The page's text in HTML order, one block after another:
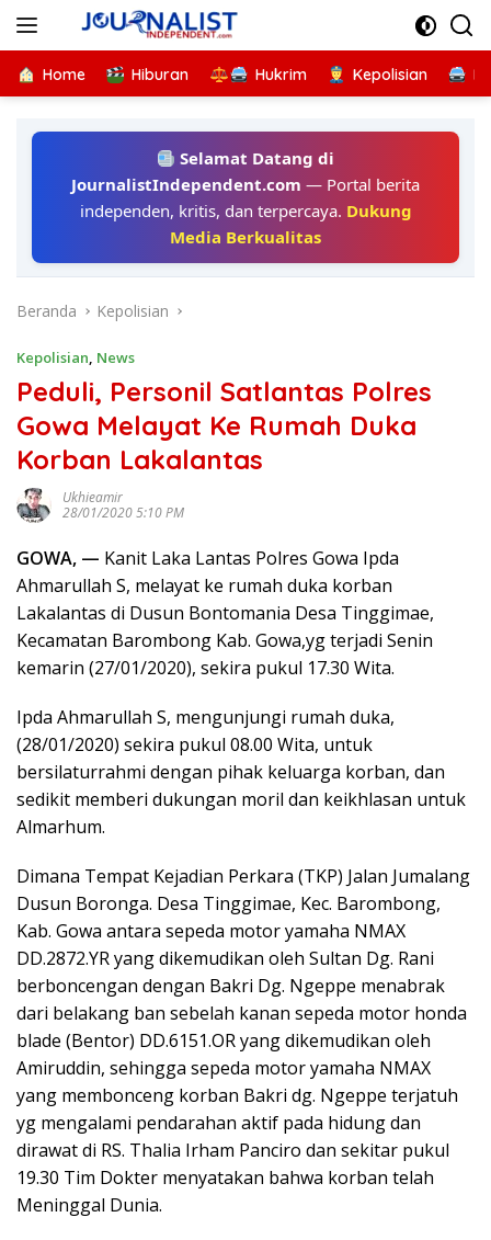
Home Hiburan Hukrim Kepolisian
Selamat Datang di
JournalistIndependent.com — Portal berita
independen, kritis, dan terpercaya. Dukung
Media Berkualitas
Beranda Kepolisian
Kepolisian, News
Peduli, Personil Satlantas Polres
Gowa Melayat Ke Rumah Duka
Korban Lakalantas
Ukhieamir
28/01/2020 5:10 PM
GOWA, — Kanit Laka Lantas Polres Gowa Ipda
Ahmarullah S, melayat ke rumah duka korban
Lakalantas di Dusun Bontomania Desa Tinggimae,
Kecamatan Barombong Kab. Gowa,yg terjadi Senin
kemarin (27/01/2020), sekira pukul 17.30 Wita.
Ipda Ahmarullah S, mengunjungi rumah duka,
(28/01/2020) sekira pukul 08.00 Wita, untuk
bersilaturrahmi dengan pihak keluarga korban, dan
sedikit memberi dukungan moril dan keikhlasan untuk
Almarhum.
Dimana Tempat Kejadian Perkara (TKP) Jalan Jumalang
Dusun Boronga. Desa Tinggimae, Kec. Barombong,
Kab. Gowa antara sepeda motor yamaha NMAX
DD.2872.YR yang dikemudikan oleh Sultan Dg. Rani
berboncengan dengan Bakri Dg. Ngeppe menabrak
dari belakang ban sebelah kanan sepeda motor honda
blade (Bentor) DD.6151.OR yang dikemudikan oleh
Amiruddin, sehingga sepeda motor yamaha NMAX
yang membonceng korban Bakri dg. Ngeppe terjatuh
yg mengalami pendarahan aktif pada hidung dan
dirawat di RS. Thalia Irham Panciro dan sekitar pukul
19.30 Tim Dokter menyatakan bahwa korban telah
Meninggal Dunia.